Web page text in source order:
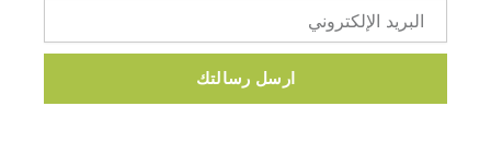
ارسل رسالتك